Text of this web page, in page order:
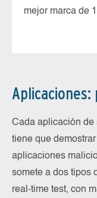
mejor marca de
Cada aplicación de
tiene que
aplicaciones
somete a dos tipos
real-time test, con